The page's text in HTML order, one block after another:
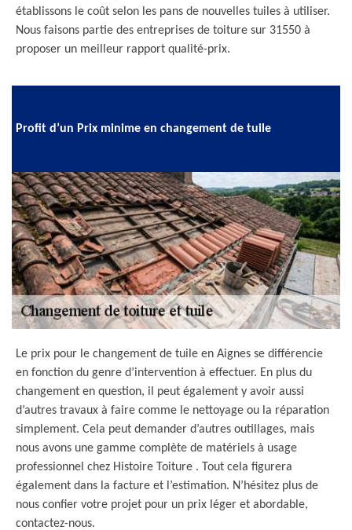
établissons le coût selon les pans de nouvelles tuiles à utiliser.
Nous faisons partie des entreprises de toiture sur 31550 à
proposer un meilleur rapport qualité-prix.
Profit d’un Prix minime en changement de tuile
Le prix pour le changement de tuile en Aignes se différencie
en fonction du genre d’intervention à effectuer. En plus du
changement en question, il peut également y avoir aussi
d’autres travaux à faire comme le nettoyage ou la réparation
simplement. Cela peut demander d’autres outillages, mais
nous avons une gamme complète de matériels à usage
professionnel chez Histoire Toiture . Tout cela figurera
également dans la facture et l’estimation. N’hésitez plus de
nous confier votre projet pour un prix léger et abordable,
contactez-nous.